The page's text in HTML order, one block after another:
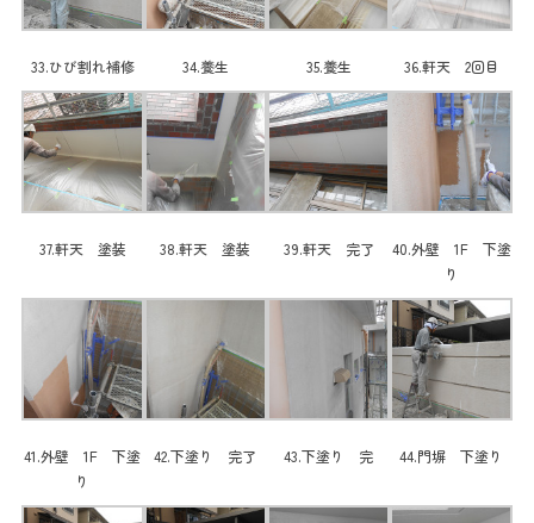
33.ひび割れ補修 34.養生 35.養生 36.軒天 2回目
37.軒天 塗装 38.軒天 塗装 39.軒天 完了
40.外壁 1F 下塗
り
41.外壁 1F 下塗
り
42.下塗り 完了 43.下塗り 完 44.門塀 下塗り